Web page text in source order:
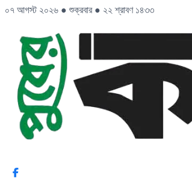
০৭ আগস্ট ২০২৬ ● শুক্রবার ● ২২ শ্রাবণ ১৪৩৩